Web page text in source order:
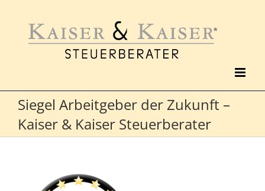
springen
Siegel Arbeitgeber der Zukunft –
Kaiser & Kaiser Steuerberater